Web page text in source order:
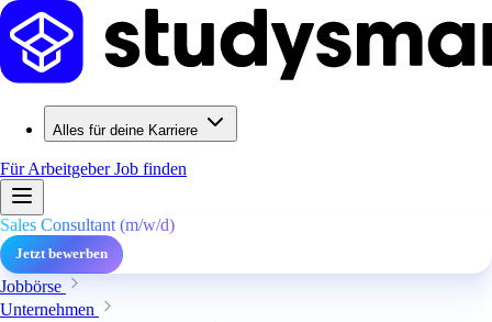
Alles für deine Karriere
Für ArbeitgeberJob finden
Sales Consultant (m/w/d)
Jetzt bewerben
Jobbörse
Unternehmen